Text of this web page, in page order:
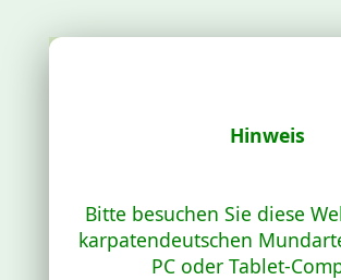
Hinweis
Bitte besuchen Sie diese
karpatendeutschen
PC oder Tablet-